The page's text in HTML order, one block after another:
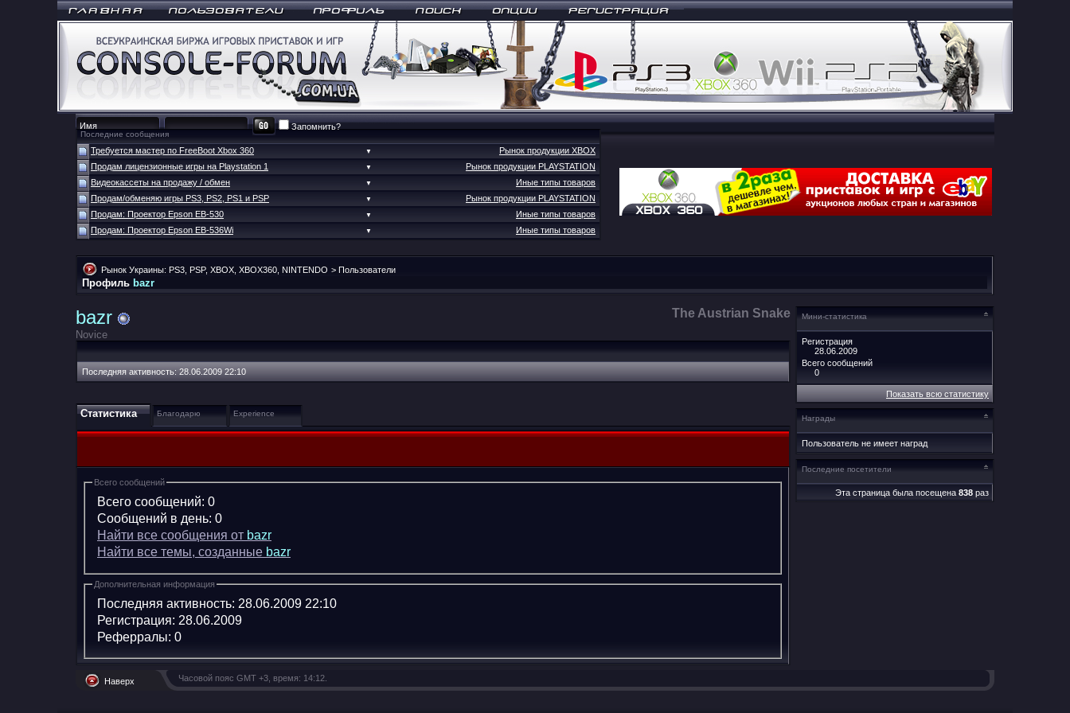
Запомнить?
Последние сообщения
Требуется мастер по FreeBoot Xbox 360 ▼
Рынок продукции XBOX
Продам лицензионные игры на Playstation 1
▼
Рынок продукции PLAYSTATION
Видеокассеты на продажу / обмен
▼
Иные типы товаров
Продам/обменяю игры PS3, PS2, PS1 и PSP
▼
Рынок продукции PLAYSTATION
Продам: Проектор Epson EB-530
▼
Иные типы товаров
Продам: Проектор Epson EB-536Wi
▼ Иные типы товаров
Рынок Украины: PS3, PSP, XBOX, XBOX360, NINTENDO > Пользователи
Профиль bazr
The Austrian Snake
bazr
Novice
Последняя активность: 28.06.2009 22:10
Статистика Благодарю Experience
Всего сообщений
Всего сообщений: 0
Сообщений в день: 0
Найти все сообщения от bazr
Найти все темы, созданные bazr
Дополнительная информация
Последняя активность: 28.06.2009 22:10
Регистрация: 28.06.2009
Реферралы: 0
Мини-статистика
Регистрация
28.06.2009
Всего сообщений
0
Показать всю статистику
Награды
Пользователь не имеет наград
Последние посетители
Эта страница была посещена 838 раз
Наверх Часовой пояс GMT +3, время: 14:12